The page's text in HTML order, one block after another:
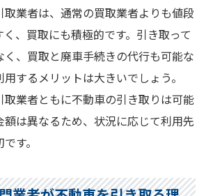
業者は、通常の買取業者よりも値段
、買取にも積極的です。引き取って
、買取と廃車手続きの代行も可能な
するメリットは大きいでしょう。
業者ともに不動車の引き取りは可能
は異なるため、状況に応じて利用先
す。